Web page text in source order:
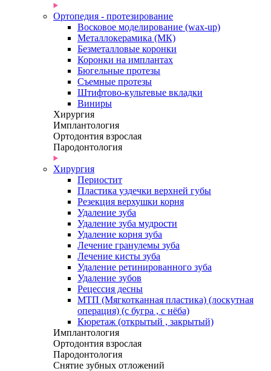
Ортопедия - протезирование
Восковое моделирование (wax-up)
Металлокерамика (МК)
Безметалловые коронки
Коронки на имплантах
Бюгельные протезы
Съемные протезы
Штифтово-культевые вкладки
Виниры
Хирургия
Имплантология
Ортодонтия взрослая
Пародонтология
Хирургия
Периостит
Пластика уздечки верхней губы
Резекция верхушки корня
Удаление зуба
Удаление зуба мудрости
Удаление корня зуба
Лечение гранулемы зуба
Лечение кисты зуба
Удаление ретинированного зуба
Удаление зубов
Рецессия десны
МТП (Мягкотканная пластика) (лоскутная
операция) (с бугра , с нёба)
Кюретаж (открытый , закрытый)
Имплантология
Ортодонтия взрослая
Пародонтология
Снятие зубных отложений